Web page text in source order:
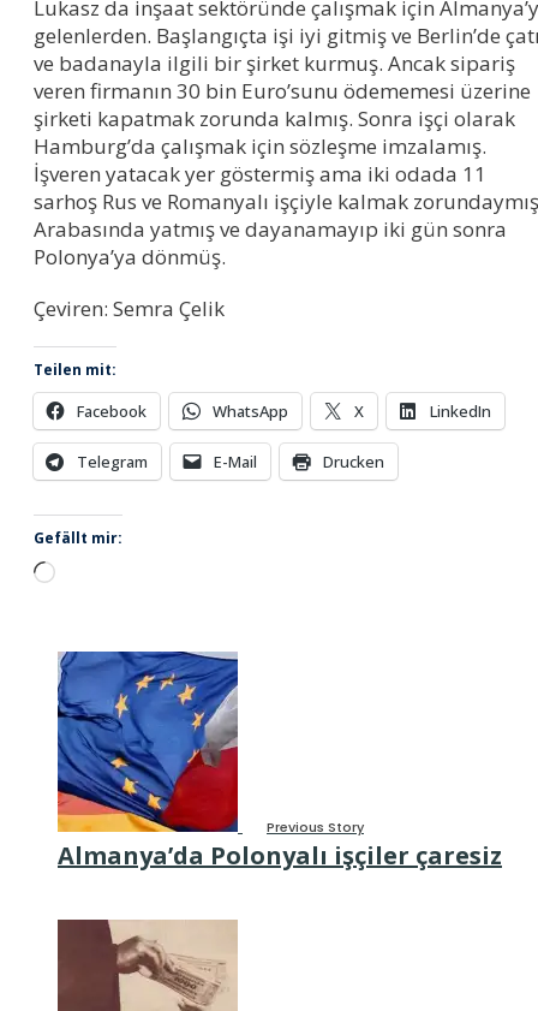
Lukasz da inşaat sektöründe çalışmak için
gelenlerden. Başlangıçta işi iyi gitmiş ve Berlin’de
ve badanayla ilgili bir şirket kurmuş. Ancak sipariş
veren firmanın 30 bin Euro’sunu ödememesi üzerine
şirketi kapatmak zorunda kalmış. Sonra işçi olarak
Hamburg’da çalışmak için sözleşme imzalamış.
İşveren yatacak yer göstermiş ama iki odada 11
sarhoş Rus ve Romanyalı işçiyle kalmak
Arabasında yatmış ve dayanamayıp iki gün sonra
Polonya’ya dönmüş.
Çeviren: Semra Çelik
Teilen mit:
Facebook WhatsApp X LinkedIn
Telegram E-Mail Drucken
Gefällt mir:
Wird
Previous Story
Almanya’da Polonyalı işçiler çaresiz